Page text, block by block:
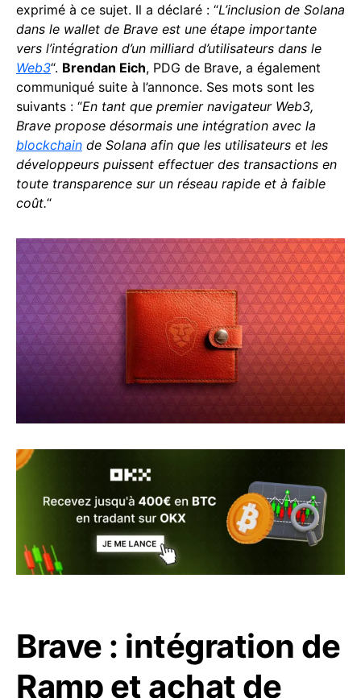
exprimé à ce sujet. Il a déclaré : “L’inclusion de Solana
dans le wallet de Brave est une étape importante
vers l’intégration d’un milliard d’utilisateurs dans le
Web3“. Brendan Eich, PDG de Brave, a également
communiqué suite à l’annonce. Ses mots sont les
suivants : “En tant que premier navigateur Web3,
Brave propose désormais une intégration avec la
blockchain de Solana afin que les utilisateurs et les
développeurs puissent effectuer des transactions en
toute transparence sur un réseau rapide et à faible
coût.“
Brave : intégration de
Ramp et achat de